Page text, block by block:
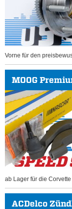
Vorne für den
MOOG
ab Lager für die
ACDelco